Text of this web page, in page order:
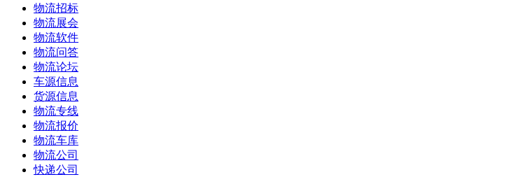
物流招标
物流展会
物流软件
物流问答
物流论坛
车源信息
货源信息
物流专线
物流报价
物流车库
物流公司
快递公司